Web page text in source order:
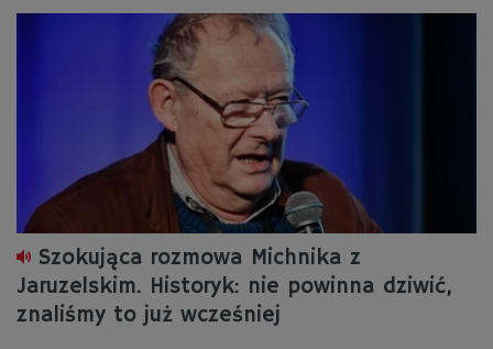
Szokująca rozmowa Michnika z
Jaruzelskim. Historyk: nie powinna dziwić,
znaliśmy to już wcześniej